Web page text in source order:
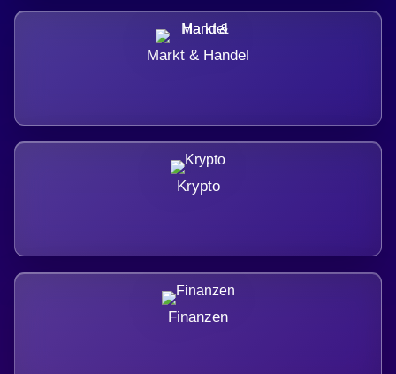
Markt & Handel
Krypto
Finanzen